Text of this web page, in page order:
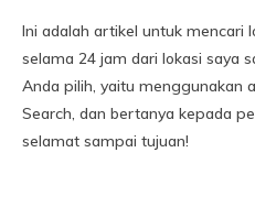
Ini adalah artikel untuk mencari
selama 24 jam dari lokasi saya
Anda pilih, yaitu menggunakan
Search, dan bertanya kepada
selamat sampai tujuan!